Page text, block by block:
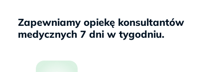
Zapewniamy opiekę konsultantów
medycznych 7 dni w tygodniu.